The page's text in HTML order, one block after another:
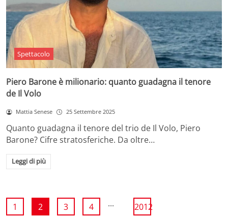
Spettacolo
Piero Barone è milionario: quanto guadagna il tenore
de Il Volo
Mattia Senese 25 Settembre 2025
Quanto guadagna il tenore del trio de Il Volo, Piero
Barone? Cifre stratosferiche. Da oltre…
Leggi di più
1 2 3 4 ... 2012